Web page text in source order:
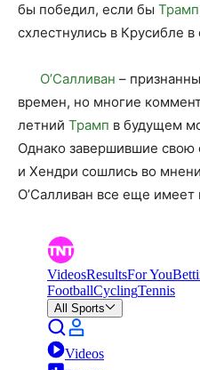
бы победил, если бы Трамп
схлестнулись в Крусибле
О’Салливан –
времен, но многие
летний Трамп в будущем
Однако завершившие свою
и Хендри сошлись во
О’Салливан все еще